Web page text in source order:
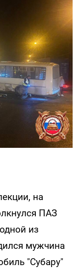
на
ПАЗ
из
мужчина
"Субару"